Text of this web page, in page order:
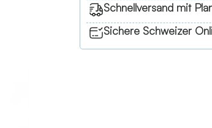
Schnellversand mit
Sichere Schweizer